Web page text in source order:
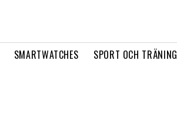
SMARTWATCHES SPORT OCH TRÄNING